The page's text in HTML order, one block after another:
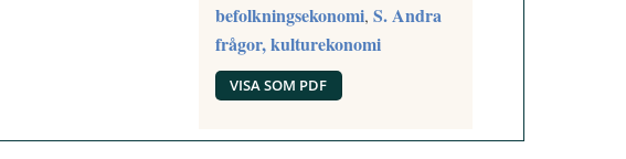
befolkningsekonomi, S. Andra
frågor, kulturekonomi
VISA SOM PDF